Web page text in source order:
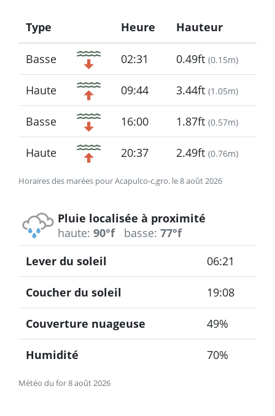
Horaires des marées pour Acapulco-c,gro. le 8 août 2026
Type
Icon
Heure Hauteur
Basse 02:31 0.49ft (0.15m)
Haute 09:44 3.44ft (1.05m)
Basse 16:00 1.87ft (0.57m)
Haute 20:37 2.49ft (0.76m)
Pluie localisée à proximité
haute: 90°f basse: 77°f
Météo du for 8 août 2026
Lever du soleil 06:21
Coucher du soleil 19:08
Couverture nuageuse 49%
Humidité 70%